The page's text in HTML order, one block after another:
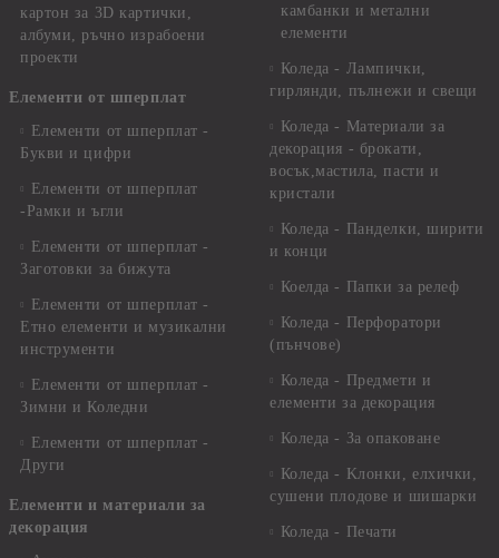
картон за 3D картички,
албуми, ръчно израбоени
проекти
Елементи от шперплат
Елементи от шперплат -
Букви и цифри
Елементи от шперплат
-Рамки и ъгли
Елементи от шперплат -
Заготовки за бижута
Елементи от шперплат -
Етно елементи и музикални
инструменти
Елементи от шперплат -
Зимни и Коледни
Елементи от шперплат -
Други
Елементи и материали за
декорация
камбанки и метални
елементи
Коледа - Лампички,
гирлянди, пълнежи и свещи
Коледа - Материали за
декорация - брокати,
восък,мастила, пасти и
кристали
Коледа - Панделки, ширити
и конци
Коелда - Папки за релеф
Коледа - Перфоратори
(пънчове)
Коледа - Предмети и
елементи за декорация
Коледа - За опаковане
Коледа - Kлонки, елхички,
сушени плодове и шишарки
Коледа - Печати